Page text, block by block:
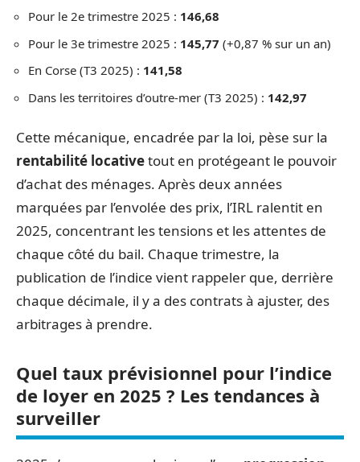
Pour le 2e trimestre 2025 : 146,68
Pour le 3e trimestre 2025 : 145,77 (+0,87 % sur un an)
En Corse (T3 2025) : 141,58
Dans les territoires d’outre-mer (T3 2025) : 142,97
Cette mécanique, encadrée par la loi, pèse sur la
rentabilité locativetout en protégeant le pouvoir
d’achat des ménages. Après deux années
marquées par l’envolée des prix, l’IRL ralentit en
2025, concentrant les tensions et les attentes de
chaque côté du bail. Chaque trimestre, la
publication de l’indice vient rappeler que, derrière
chaque décimale, il y a des contrats à ajuster, des
arbitrages à prendre.
Quel taux prévisionnel pour l’indice
de loyer en 2025 ? Les tendances à
surveiller